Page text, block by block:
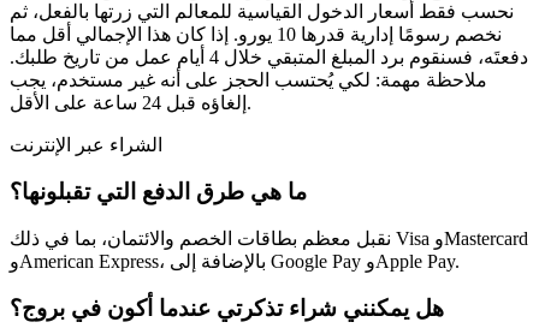
نحسب فقط أسعار الدخول القياسية للمعالم التي زرتها بالفعل، ثم
نخصم رسومًا إدارية قدرها 10 يورو. إذا كان هذا الإجمالي أقل مما
دفعتَه، فسنقوم برد المبلغ المتبقي خلال 4 أيام عمل من تاريخ طلبك.
ملاحظة مهمة: لكي يُحتسب الحجز على أنه غير مستخدم، يجب
إلغاؤه قبل 24 ساعة على الأقل.
الشراء عبر الإنترنت
ما هي طرق الدفع التي تقبلونها؟
نقبل معظم بطاقات الخصم والائتمان، بما في ذلك Visa وMastercard
وAmerican Express، بالإضافة إلى Google Pay وApple Pay.
هل يمكنني شراء تذكرتي عندما أكون في بروج؟